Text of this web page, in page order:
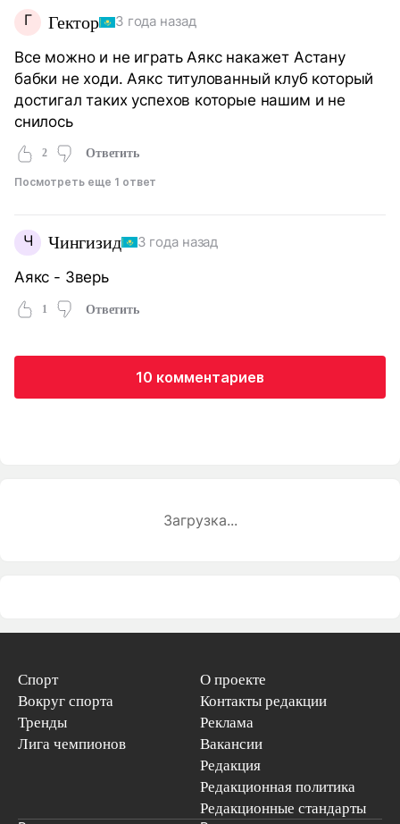
Г Гектор 3 года назад
Все можно и не играть Аякс накажет Астану
бабки не ходи. Аякс титулованный клуб который
достигал таких успехов которые нашим и не
снилось
2 Ответить
Посмотреть еще 1 ответ
Ч Чингизид 3 года назад
Аякс - Зверь
1 Ответить
10 комментариев
Загрузка...
Спорт
Вокруг спорта
Тренды
Лига чемпионов
О проекте
Контакты редакции
Реклама
Вакансии
Редакция
Редакционная политика
Редакционные стандарты